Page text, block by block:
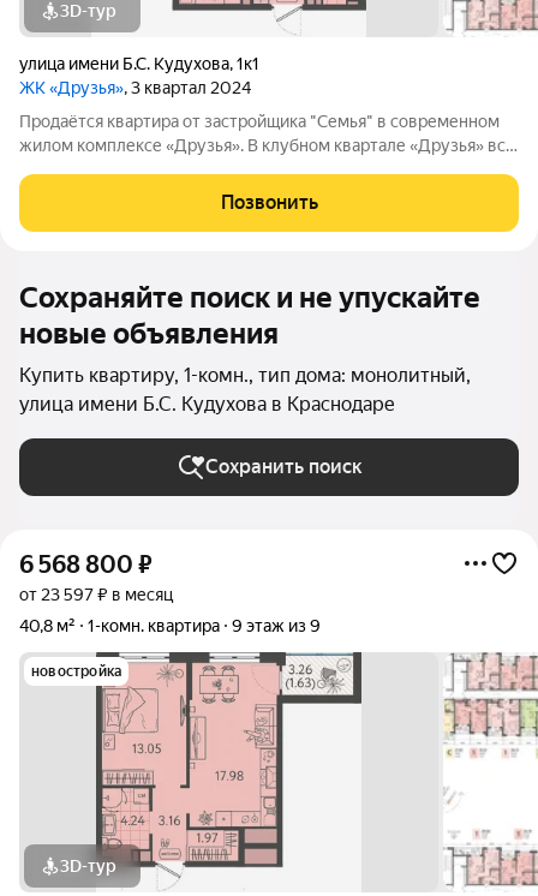
3D-тур
улица имени Б.С. Кудухова,1к1
ЖК «Друзья», 3 квартал 2024
Продаётся квартира от застройщика "Семья" в современном
жилом комплексе «Друзья». В клубном квартале «Друзья» все
Бесплатные игровая комната для детей и антикафе для
Позвонить
Сохраняйте поиск и не упускайте
новые объявления
Купить квартиру, 1-комн., тип дома: монолитный,
улица имени Б.С. Кудухова в Краснодаре
Сохранить поиск
6 568 800 ₽
от 23 597 ₽ в месяц
40,8 м²
1-комн. квартира 9 этаж из 9
новостройка
3D-тур